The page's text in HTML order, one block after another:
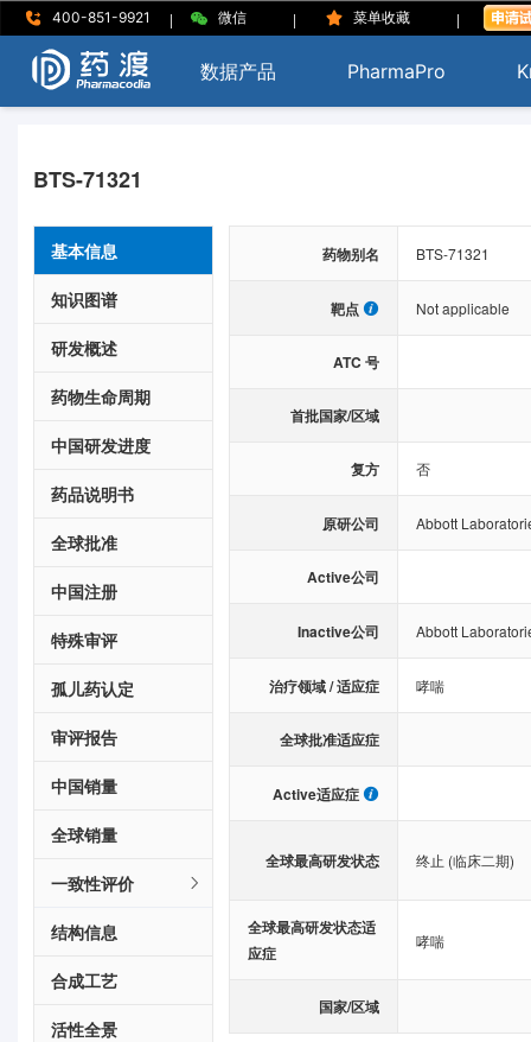
400-851-9921 | 微信 | 菜单收藏 |
数据产品 PharmaPro
BTS-71321
基本信息
知识图谱
研发概述
药物生命周期
中国研发进度
药品说明书
全球批准
中国注册
特殊审评
孤儿药认定
审评报告
中国销量
全球销量
一致性评价
结构信息
合成工艺
活性全景
药物别名 BTS-71321
靶点 Not applicable
ATC 号
首批国家/区域
复方 否
原研公司 Abbott
Active公司
Inactive公司 Abbott
治疗领域 / 适应症 哮喘
全球批准适应症
Active适应症
全球最高研发状态 终止 (临床二期)
全球最高研发状态适
应症
哮喘
国家/区域